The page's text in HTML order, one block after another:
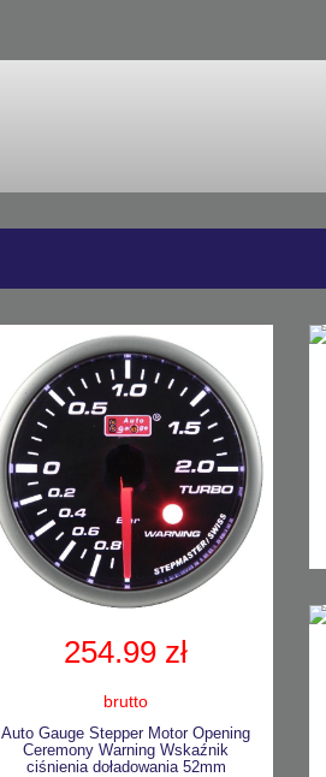
254.99 zł
brutto
Auto Gauge Stepper Motor Opening
Ceremony Warning Wskaźnik
ciśnienia doładowania 52mm